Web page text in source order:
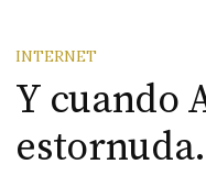
INTERNET
Y cuando